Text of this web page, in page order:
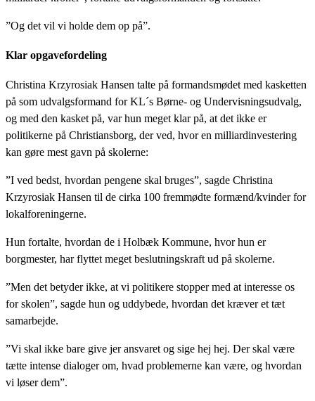
”Og det vil vi holde dem op på”.
Klar opgavefordeling
Christina Krzyrosiak Hansen talte på formandsmødet med kasketten
på som udvalgsformand for KL´s Børne- og Undervisningsudvalg,
og med den kasket på, var hun meget klar på, at det ikke er
politikerne på Christiansborg, der ved, hvor en milliardinvestering
kan gøre mest gavn på skolerne:
”I ved bedst, hvordan pengene skal bruges”, sagde Christina
Krzyrosiak Hansen til de cirka 100 fremmødte formænd/kvinder for
lokalforeningerne.
Hun fortalte, hvordan de i Holbæk Kommune, hvor hun er
borgmester, har flyttet meget beslutningskraft ud på skolerne.
”Men det betyder ikke, at vi politikere stopper med at interesse os
for skolen”, sagde hun og uddybede, hvordan det kræver et tæt
samarbejde.
”Vi skal ikke bare give jer ansvaret og sige hej hej. Der skal være
tætte intense dialoger om, hvad problemerne kan være, og hvordan
vi løser dem”.